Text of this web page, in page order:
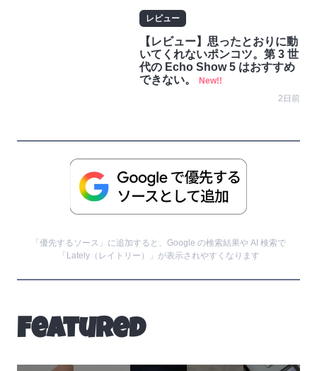
レビュー
【レビュー】思ったとおりに動
いてくれないポンコツ。第 3 世
代の Echo Show 5 はおすすめ
できない。
New!!
2日前
「優先するソース」に追加すると、Google の検索結果や AI 検索で
「Lately（レイトリー）」が表示されやすくなります
Featured